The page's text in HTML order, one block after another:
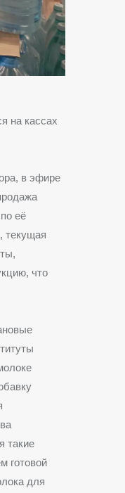
на кассах
в эфире
её
текущая
что
такие
готовой
для